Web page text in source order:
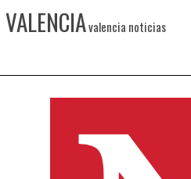
VALENCIAvalencia noticias